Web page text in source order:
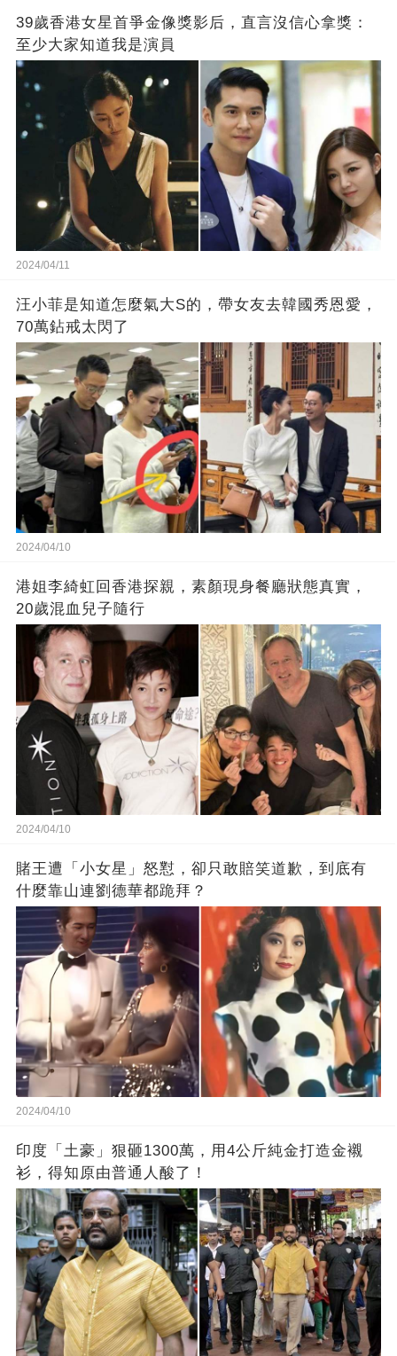
39歲香港女星首爭金像獎影后，直言沒信心拿獎：
至少大家知道我是演員
2024/04/11
汪小菲是知道怎麼氣大S的，帶女友去韓國秀恩愛，
70萬鉆戒太閃了
2024/04/10
港姐李綺虹回香港探親，素顏現身餐廳狀態真實，
20歲混血兒子隨行
2024/04/10
賭王遭「小女星」怒懟，卻只敢賠笑道歉，到底有
什麼靠山連劉德華都跪拜？
2024/04/10
印度「土豪」狠砸1300萬，用4公斤純金打造金襯
衫，得知原由普通人酸了！